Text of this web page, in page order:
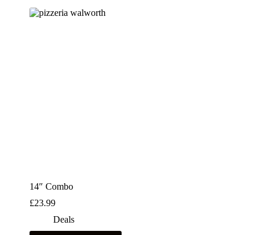
14″ Combo
£23.99
Deals